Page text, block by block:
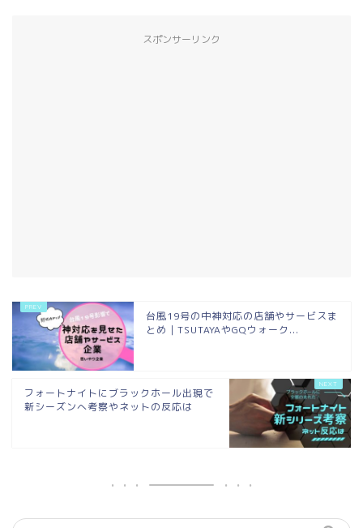
スポンサーリンク
台風19号の中神対応の店舗やサービスま
とめ｜TSUTAYAやGQウォーク...
フォートナイトにブラックホール出現で
新シーズンへ考察やネットの反応は